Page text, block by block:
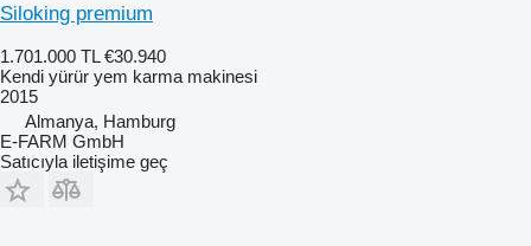
Siloking premium
1.701.000 TL €30.940
Kendi yürür yem karma makinesi
2015
Almanya, Hamburg
E-FARM GmbH
Satıcıyla iletişime geç